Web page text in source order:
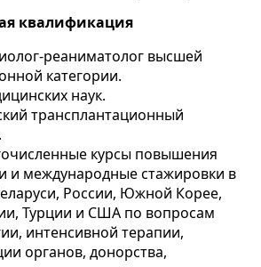
квалификация
реаниматолог высшей
категории.
наук.
трансплантационный
курсы повышения
и международные стажировки в
России, Южной Корее,
Турции и США по вопросам
интенсивной терапии,
органов, донорства,